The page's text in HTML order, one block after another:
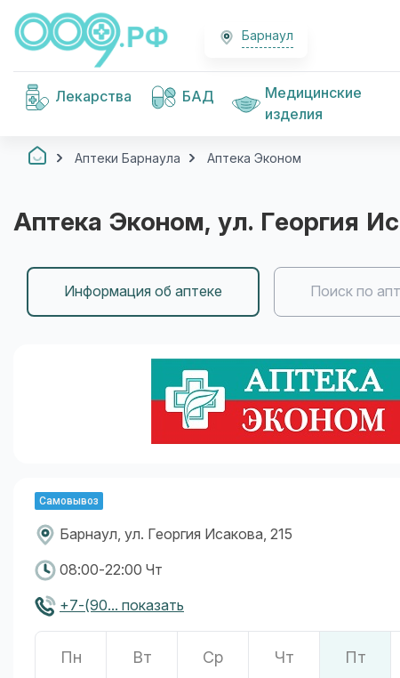
Барнаул
Лекарства БАД
Медицинские
изделия
Аптеки Барнаула Аптека Эконом
Аптека Эконом, ул. Георгия
Информация об аптеке Поиск по
Самовывоз
Барнаул, ул. Георгия Исакова, 215
08:00-22:00 Чт
+7-(90... показать
Пн Вт Ср Чт Пт